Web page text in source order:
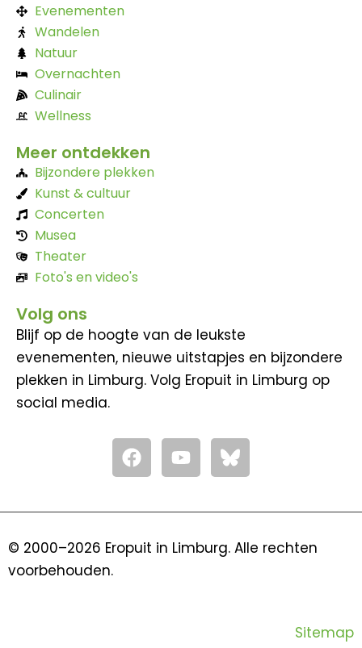
Evenementen
Wandelen
Natuur
Overnachten
Culinair
Wellness
Meer ontdekken
Bijzondere plekken
Kunst & cultuur
Concerten
Musea
Theater
Foto's en video's
Volg ons
Blijf op de hoogte van de leukste
evenementen, nieuwe uitstapjes en bijzondere
plekken in Limburg. Volg Eropuit in Limburg op
social media.
F
a
c
o
Y
o
u
b
© 2000–2026 Eropuit in Limburg. Alle rechten
voorbehouden.
Sitemap